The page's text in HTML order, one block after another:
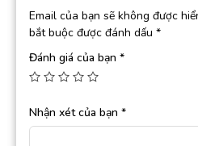
Email của bạn sẽ không được
bắt buộc được đánh dấu *
Đánh giá của bạn *
Nhận xét của bạn *